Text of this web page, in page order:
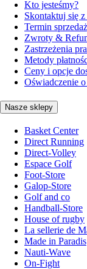
Kto jesteśmy?
Skontaktuj się z
Termin
Zwroty &
Zastrzeżenia
Metody
Ceny i opcje
Oświadczenie
Nasze sklepy
Basket Center
Direct Running
Direct-Volley
Espace Golf
Foot-Store
Galop-Store
Golf and co
Handball-Store
House of rugby
La sellerie de
Made in Paradis
Nauti-Wave
On-Fight